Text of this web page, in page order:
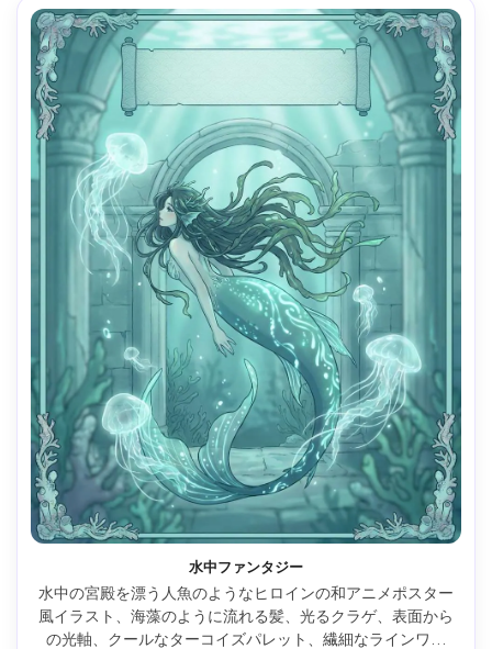
水中ファンタジー
水中の宮殿を漂う人魚のようなヒロインの和アニメポスター
風イラスト、海藻のように流れる髪、光るクラゲ、表面から
の光軸、クールなターコイズパレット、繊細なラインワー